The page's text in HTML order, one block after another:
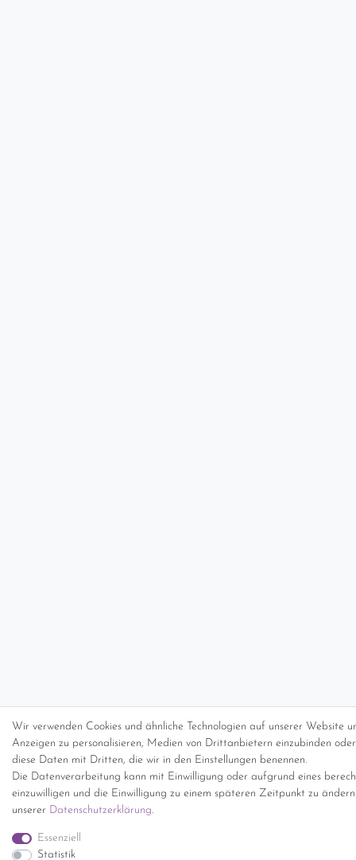
Wir verwenden Cookies und ähnliche Technologien auf unserer Website
Anzeigen zu personalisieren, Medien von Drittanbietern einzubinden
diese Daten mit Dritten, die wir in den Einstellungen benennen.
Die Datenverarbeitung kann mit Einwilligung oder aufgrund eines
einzuwilligen und die Einwilligung zu einem späteren Zeitpunkt zu
unserer Daten­schutz­erklärung.
Essenziell
Statistik